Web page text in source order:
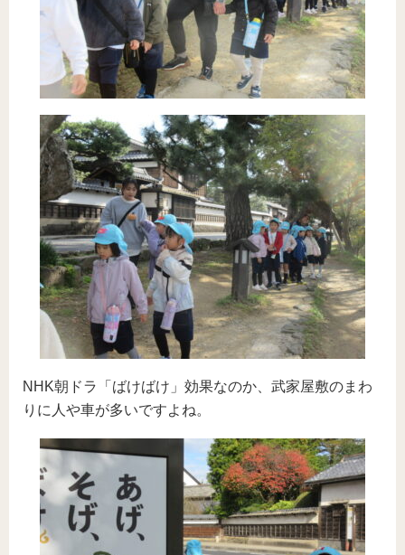
NHK朝ドラ「ばけばけ」効果なのか、武家屋敷のまわ
りに人や車が多いですよね。